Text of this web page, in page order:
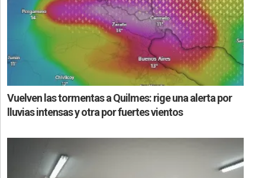
Vuelven las tormentas a Quilmes: rige una alerta por
lluvias intensas y otra por fuertes vientos